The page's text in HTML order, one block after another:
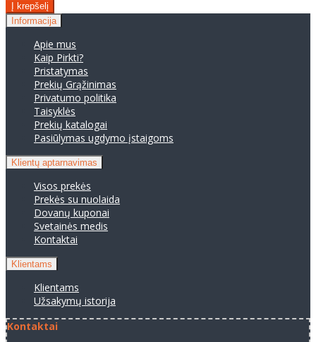
Informacija
Apie mus
Kaip Pirkti?
Pristatymas
Prekių Grąžinimas
Privatumo politika
Taisyklės
Prekių katalogai
Pasiūlymas ugdymo įstaigoms
Klientų aptarnavimas
Visos prekės
Prekės su nuolaida
Dovanų kuponai
Svetainės medis
Kontaktai
Klientams
Klientams
Užsakymų istorija
Kontaktai